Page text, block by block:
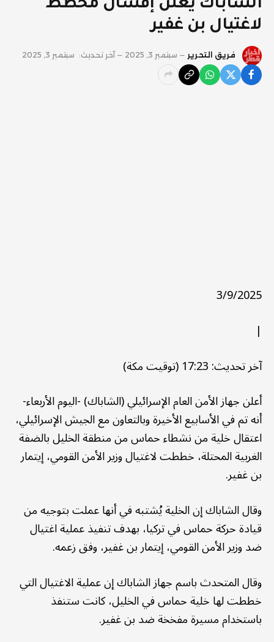
الشاباك يعلن إفشال مخطط
لاغتيال بن غفير
فريق التحرير سبتمبر 3, 2025 آخر تحديث: سبتمبر 3, 2025
3/9/2025
|
آخر تحديث: 17:23 (توقيت مكة)
أعلن جهاز الأمن العام الإسرائيلي (الشاباك) -اليوم الأربعاء-
أنه تم في الأسابيع الأخيرة وبالتعاون مع الجيش الإسرائيلي،
اعتقال خلية من نشطاء حماس من منطقة الخليل بالضفة
الغربية المحتلة، خططت لاغتيال وزير الأمن القومي، إيتمار
بن غفير.
وقال الشاباك إن الخلية يُشتبه في أنها عملت بتوجيه من
قيادة حركة حماس في تركيا، بهدف تنفيذ عملية اغتيال
ضد وزير الأمن القومي، إيتمار بن غفير، وفق زعمه.
وقال المتحدث باسم جهاز الشاباك إن عملية الاغتيال التي
خططت لها خلية حماس في الخليل، كانت ستنفذ
باستخدام مسيرة مفخخة ضد بن غفير.